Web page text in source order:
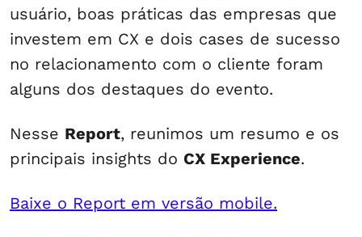
usuário, boas práticas das empresas que
investem em CX e dois cases de sucesso
no relacionamento com o cliente foram
alguns dos destaques do evento.
Nesse Report, reunimos um resumo e os
principais insights do CX Experience.
Baixe o Report em versão mobile.